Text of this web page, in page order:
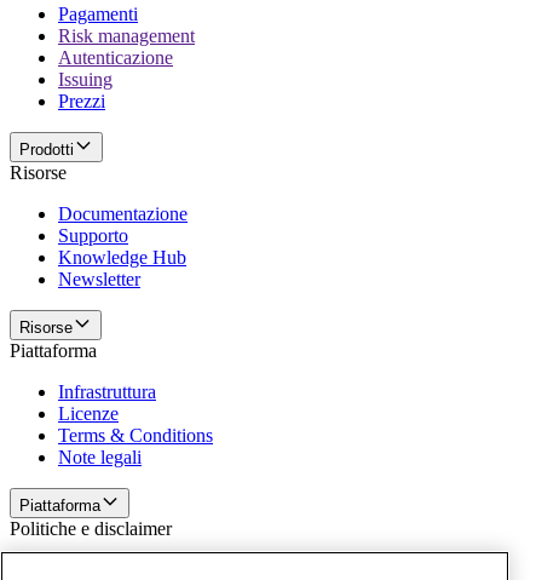
Pagamenti
Risk management
Autenticazione
Issuing
Prezzi
Prodotti
Risorse
Documentazione
Supporto
Knowledge Hub
Newsletter
Risorse
Piattaforma
Infrastruttura
Licenze
Terms & Conditions
Note legali
Piattaforma
Politiche e disclaimer